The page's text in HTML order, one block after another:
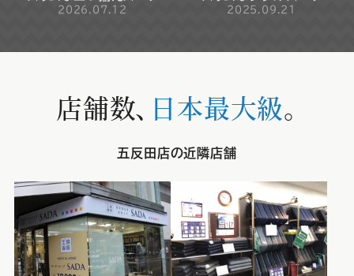
2026.07.12 2025.09.21
店舗数、 日本最大級。
五反田店の近隣店舗